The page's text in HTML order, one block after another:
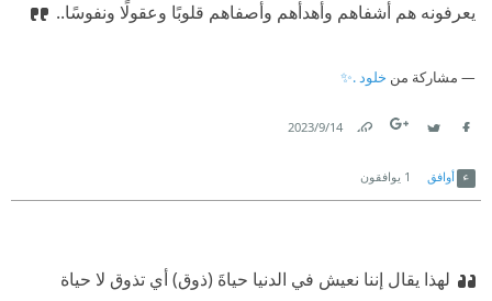
يعرفونه هم أشفاهم وأهدأهم وأصفاهم قلوبًا وعقولًا ونفوسًا..
مشاركة من خلود .✨
14‏/9‏/2023
أوافق 1 يوافقون
لهذا يقال إننا نعيش في الدنيا حياةَ (ذوق) أي تذوق لا حياة